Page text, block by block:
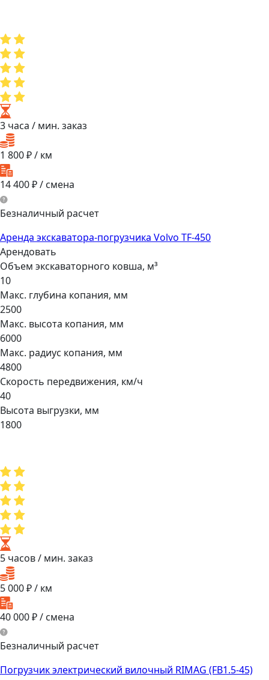
3 часа / мин. заказ
1 800₽ / км
14 400₽ / смена
Безналичный расчет
Аренда экскаватора-погрузчика Volvo TF-450
Арендовать
Объем экскаваторного ковша, м³
10
Макс. глубина копания, мм
2500
Макс. высота копания, мм
6000
Макс. радиус копания, мм
4800
Скорость передвижения, км/ч
40
Высота выгрузки, мм
1800
5 часов/ мин. заказ
5 000₽ / км
40 000₽ / смена
Безналичный расчет
Погрузчик электрический вилочный RIMAG (FB1.5-45)